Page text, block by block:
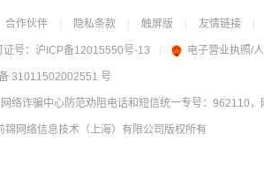
合作伙伴 隐私条款 触屏版 友情链接
号： 沪ICP备12015550号-13 电子营业执照/
31011502002551 号
络诈骗中心防范劝阻电话和短信统一专号：962110
锦网络信息技术（上海）有限公司 版权所有